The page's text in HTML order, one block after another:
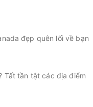
đẹp quên lối về bạn
Tất tần tật các địa điểm